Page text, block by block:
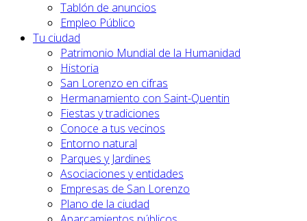
Tablón de anuncios
Empleo Público
Tu ciudad
Patrimonio Mundial de la Humanidad
Historia
San Lorenzo en cifras
Hermanamiento con Saint-Quentin
Fiestas y tradiciones
Conoce a tus vecinos
Entorno natural
Parques y Jardines
Asociaciones y entidades
Empresas de San Lorenzo
Plano de la ciudad